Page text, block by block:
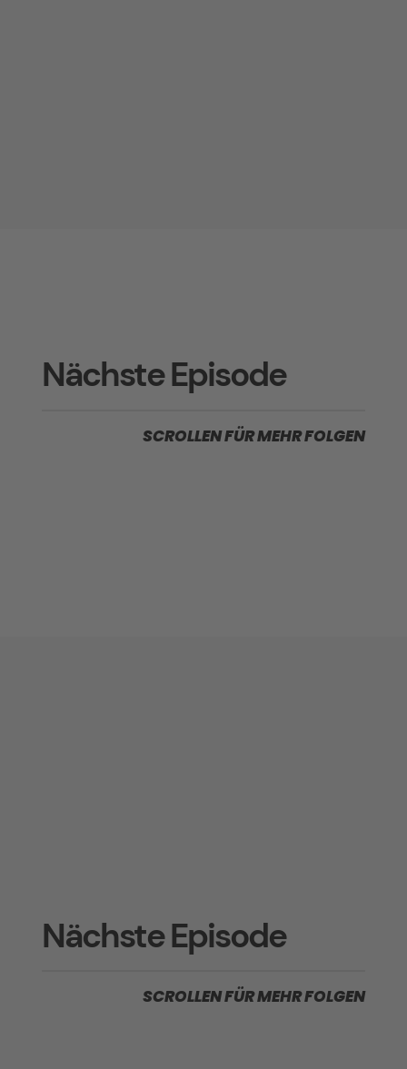
Nächste Episode
SCROLLEN FÜR MEHR FOLGEN
Nächste Episode
SCROLLEN FÜR MEHR FOLGEN